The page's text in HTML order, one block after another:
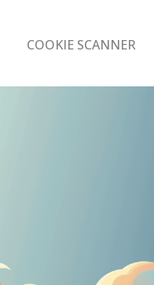
COOKIE SCANNER